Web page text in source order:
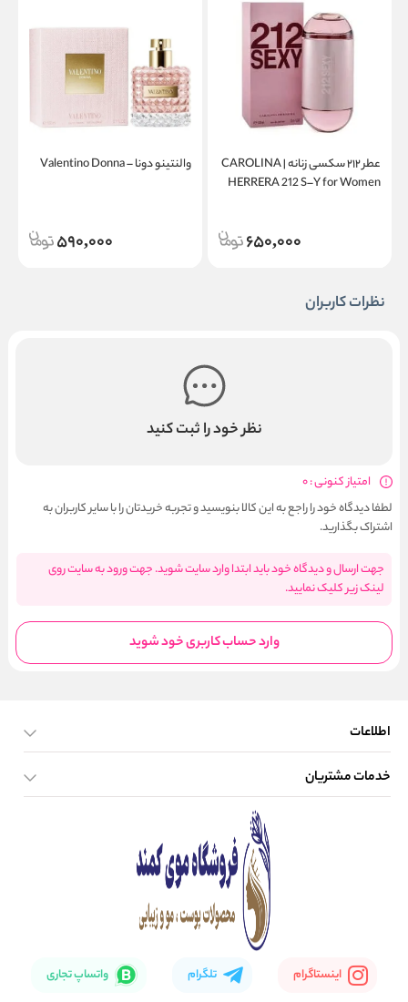
عطر ۲۱۲ سکسی زنانه | CAROLINA
HERRERA 212 S–Y for Women
650,000
والنتینو دونا – Valentino Donna
590,000
نظرات کاربران
نظر خود را ثبت کنید
امتیاز کنونی : 0
لطفا دیدگاه خود را راجع به این کالا بنویسید و تجربه خریدتان را با سایر کاربران به
اشتراک بگذارید.
جهت ارسال و دیدگاه خود باید ابتدا وارد سایت شوید. جهت ورود به سایت روی
لینک زیر کلیک نمایید.
وارد حساب کاربری خود شوید
اطلاعات
صفحه اصلی
خدمات مشتریان
اینستاگرام تلگرام واتساپ تجاری